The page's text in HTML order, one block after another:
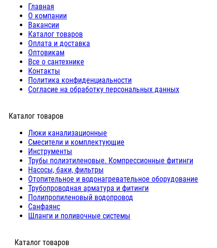
Главная
О компании
Вакансии
Каталог товаров
Оплата и доставка
Оптовикам
Все о сантехнике
Контакты
Политика конфиденциальности
Согласие на обработку персональных данных
Каталог товаров
Люки канализационные
Cмесители и комплектующие
Инструменты
Трубы полиэтиленовые. Компрессионные фитинги
Насосы, баки, фильтры
Отопительное и водонагревательное оборудование
Трубопроводная арматура и фитинги
Полипропиленовый водопровод
Санфаянс
Шланги и поливочные системы
⠀Каталог товаров